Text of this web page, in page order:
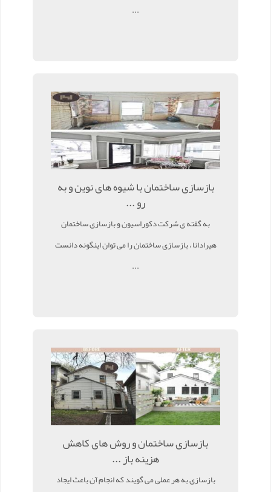
...
بازسازی ساختمان با شیوه های نوین و به
رو ...
به گفته ی شرکت دکوراسیون و بازسازی ساختمان
هیرادانا ، بازسازی ساختمان را می توان اینگونه دانست
...
بازسازی ساختمان و روش های کاهش
هزینه باز ...
بازسازی به هر عملی می گویند که انجام آن باعث ایجاد